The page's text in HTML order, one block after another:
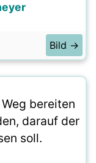
Bild →
bereiten
darauf der
soll.